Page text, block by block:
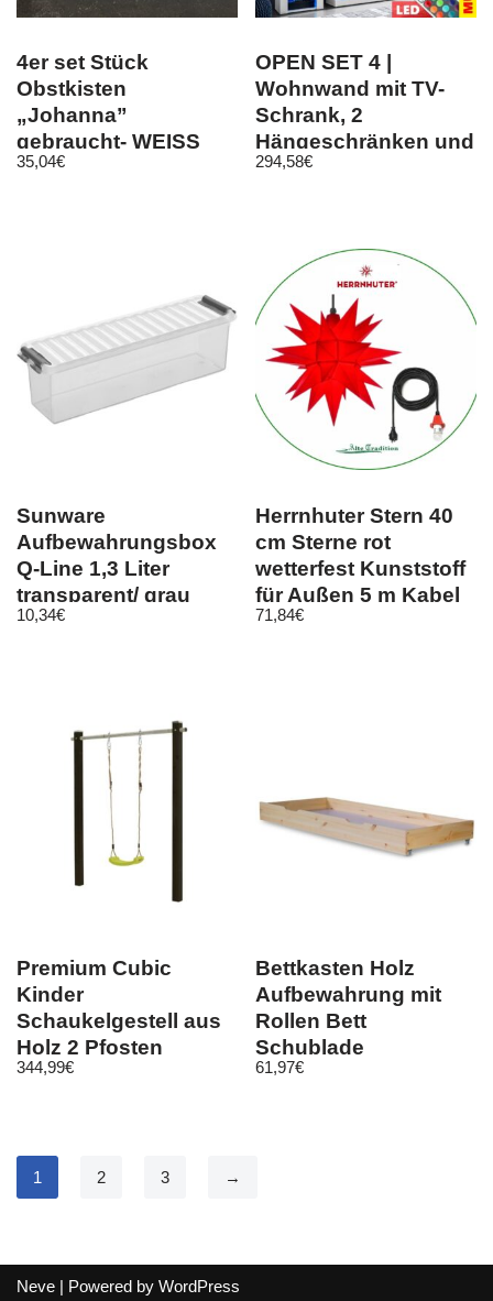
4er set Stück
Obstkisten
„Johanna”
gebraucht- WEISS
35,04€
OPEN SET 4 |
Wohnwand mit TV-
Schrank, 2
Hängeschränken und
Regal
294,58€
Sunware
Aufbewahrungsbox
Q-Line 1,3 Liter
transparent/ grau
Kunststoff mit Deckel
10,34€
Herrnhuter Stern 40
cm Sterne rot
wetterfest Kunststoff
für Außen 5 m Kabel
LED
71,84€
Premium Cubic
Kinder
Schaukelgestell aus
Holz 2 Pfosten
Schaukel
344,99€
Bettkasten Holz
Aufbewahrung mit
Rollen Bett
Schublade
Bettauszug Natur
61,97€
1 2 3 →
Neve | Powered by WordPress